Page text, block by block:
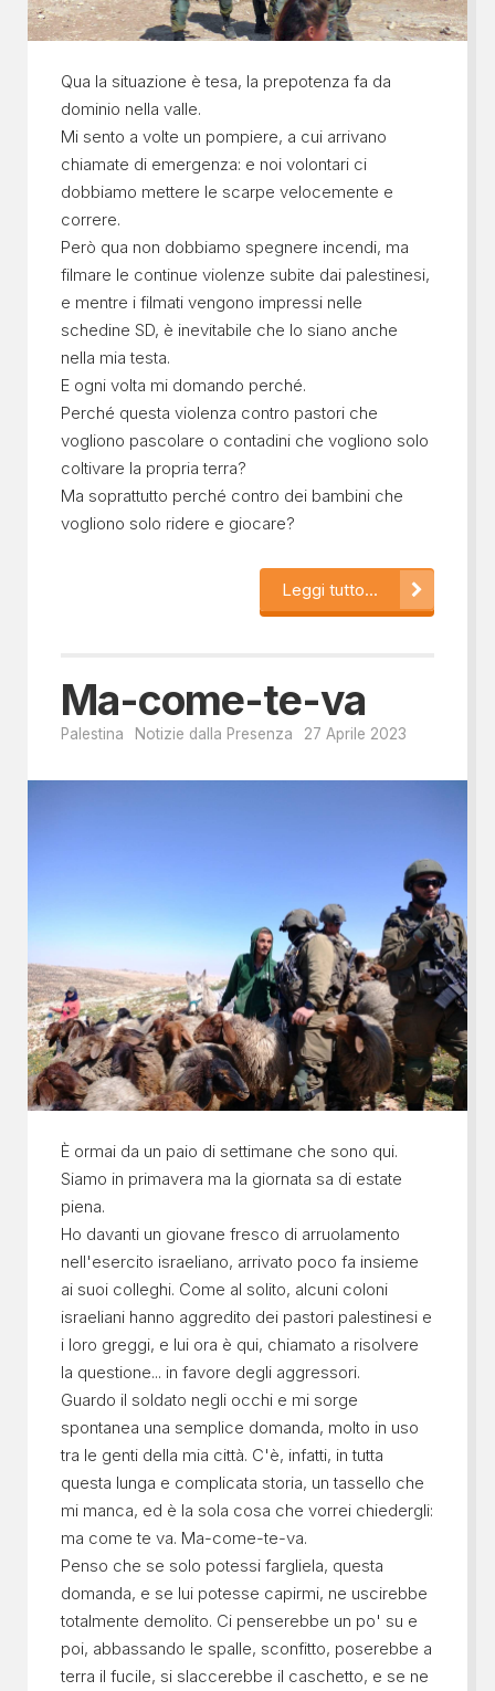
Qua la situazione è tesa, la prepotenza fa da
dominio nella valle.
Mi sento a volte un pompiere, a cui arrivano
chiamate di emergenza: e noi volontari ci
dobbiamo mettere le scarpe velocemente e
correre.
Però qua non dobbiamo spegnere incendi, ma
filmare le continue violenze subite dai palestinesi,
e mentre i filmati vengono impressi nelle
schedine SD, è inevitabile che lo siano anche
nella mia testa.
E ogni volta mi domando perché.
Perché questa violenza contro pastori che
vogliono pascolare o contadini che vogliono solo
coltivare la propria terra?
Ma soprattutto perché contro dei bambini che
vogliono solo ridere e giocare?
Leggi tutto...
Ma-come-te-va
Palestina Notizie dalla Presenza 27 Aprile 2023
È ormai da un paio di settimane che sono qui.
Siamo in primavera ma la giornata sa di estate
piena.
Ho davanti un giovane fresco di arruolamento
nell'esercito israeliano, arrivato poco fa insieme
ai suoi colleghi. Come al solito, alcuni coloni
israeliani hanno aggredito dei pastori palestinesi e
i loro greggi, e lui ora è qui, chiamato a risolvere
la questione... in favore degli aggressori.
Guardo il soldato negli occhi e mi sorge
spontanea una semplice domanda, molto in uso
tra le genti della mia città. C'è, infatti, in tutta
questa lunga e complicata storia, un tassello che
mi manca, ed è la sola cosa che vorrei chiedergli:
ma come te va. Ma-come-te-va.
Penso che se solo potessi fargliela, questa
domanda, e se lui potesse capirmi, ne uscirebbe
totalmente demolito. Ci penserebbe un po' su e
poi, abbassando le spalle, sconfitto, poserebbe a
terra il fucile, si slaccerebbe il caschetto, e se ne